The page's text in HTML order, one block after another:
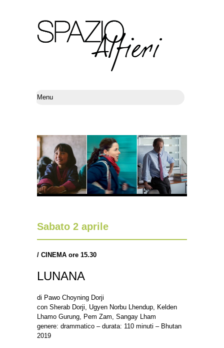
Sabato 2 aprile
/ CINEMA ore 15.30
LUNANA
di Pawo Choyning Dorji
con Sherab Dorji, Ugyen Norbu Lhendup, Kelden
Lhamo Gurung, Pem Zam, Sangay Lham
genere: drammatico – durata: 110 minuti – Bhutan
2019